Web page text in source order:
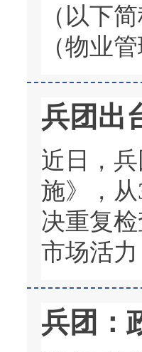
（以下
（物业
兵团出
近日，
施》，
决重复
市场活
兵团：